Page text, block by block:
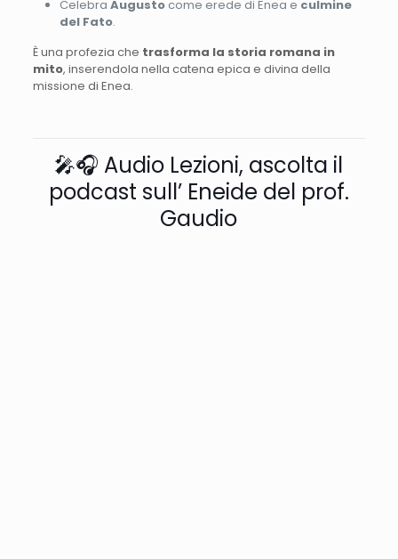
Celebra Augustocome erede di Enea e culmine
del Fato.
È una profezia che trasforma la storia romana in
mito, inserendola nella catena epica e divina della
missione di Enea.
🎤🎧 Audio Lezioni, ascolta il
podcast sull’ Eneide del prof.
Gaudio